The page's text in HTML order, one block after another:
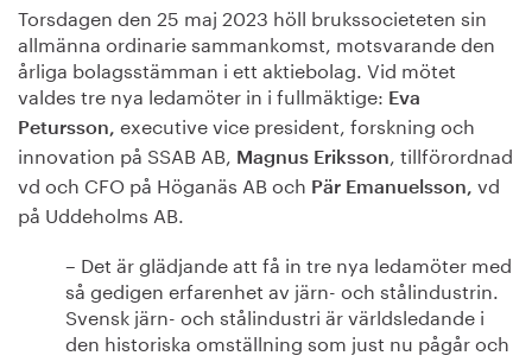
Torsdagen den 25 maj 2023 höll brukssocieteten sin
allmänna ordinarie sammankomst, motsvarande den
årliga bolagsstämman i ett aktiebolag. Vid mötet
valdes tre nya ledamöter in i fullmäktige: Eva
Petursson, executive vice president, forskning och
innovation på SSAB AB, Magnus Eriksson, tillförordnad
vd och CFO på Höganäs AB och Pär Emanuelsson, vd
på Uddeholms AB.
– Det är glädjande att få in tre nya ledamöter med
så gedigen erfarenhet av järn- och stålindustrin.
Svensk järn- och stålindustri är världsledande i
den historiska omställning som just nu pågår och